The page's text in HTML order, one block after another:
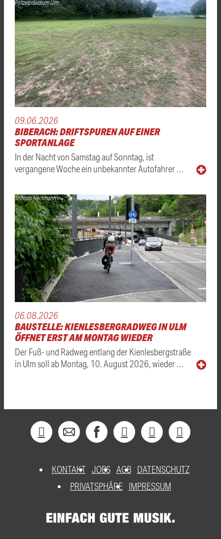
Polizeipräsidium Ulm
09.06.2026
BIBERACH: DRIFTSPUREN AUF EINER
SPORTANLAGE
In der Nacht von Samstag auf Sonntag, ist
vergangene Woche ein unbekannter Autofahrer …
Thomas Heckmann
06.08.2026
BAUSTELLE: KIENLESBERGRADWEG IN ULM
ÖFFNET ERST AM MONTAG WIEDER
Der Fuß- und Radweg entlang der Kienlesbergstraße
in Ulm soll ab Montag, 10. August 2026, wieder …
KONTAKT JOBS AGB DATENSCHUTZ
PRIVATSPHÄRE
IMPRESSUM